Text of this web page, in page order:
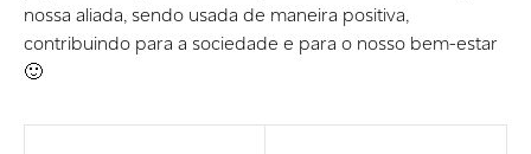
nossa aliada, sendo usada de maneira positiva,
contribuindo para a sociedade e para o nosso bem-estar
🙂